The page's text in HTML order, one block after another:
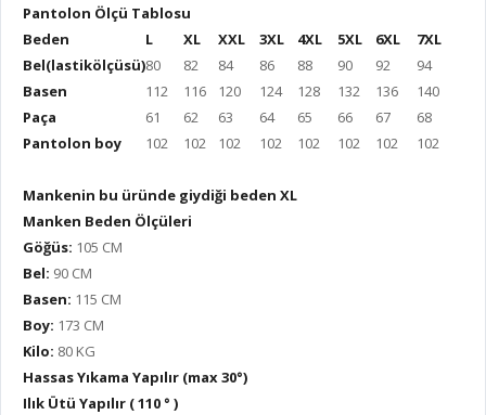
Pantolon Ölçü Tablosu
Beden
L XL XXL 3XL 4XL 5XL 6XL
7XL
Bel(lastikölçüsü)80 82 84 86 88 90 92
94
Basen
112 116 120 124 128 132 136
140
Paça
61 62 63 64 65 66 67
68
Pantolon boy
102 102 102 102 102 102 102 102
Mankenin bu üründe giydiği beden XL
Manken Beden Ölçüleri
Göğüs: 105 CM
Bel: 90 CM
Basen: 115 CM
Boy: 173 CM
Kilo: 80 KG
Hassas Yıkama Yapılır (max 30°)
Ilık Ütü Yapılır ( 110 ° )